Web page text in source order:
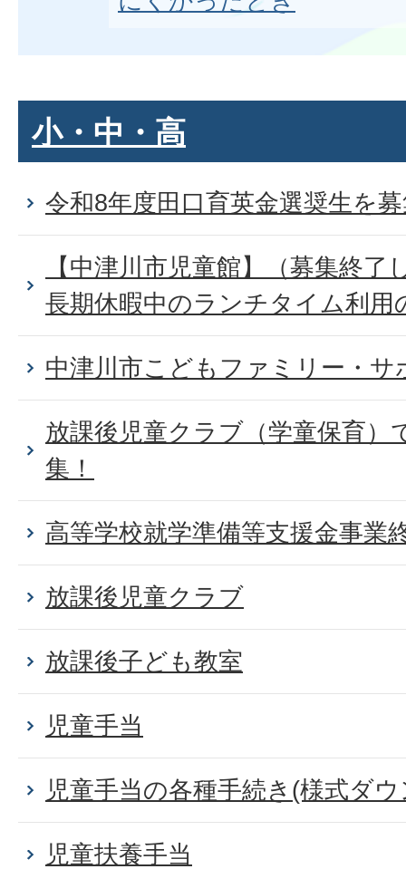
小・中・高
令和8年度田口育英金選奨生を
【中津川市児童館】（募集終
長期休暇中のランチタイム利用
中津川市こどもファミリー・サ
放課後児童クラブ（学童保育）
集！
高等学校就学準備等支援金事業
放課後児童クラブ
放課後子ども教室
児童手当
児童手当の各種手続き(様式ダ
児童扶養手当